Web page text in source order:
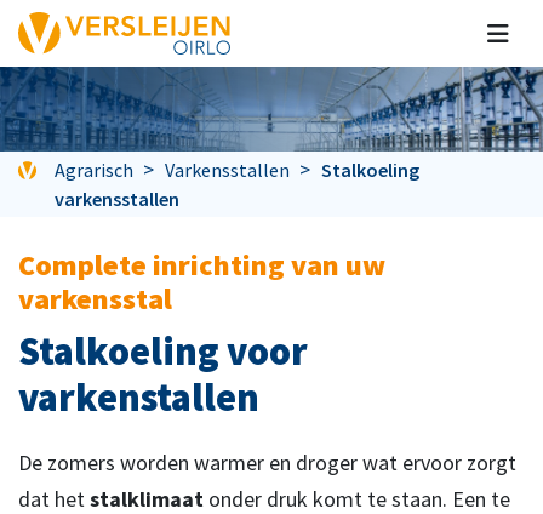
Agrarisch Varkensstallen
Stalkoeling
varkensstallen
Complete inrichting van uw
varkensstal
Stalkoeling voor
varkenstallen
De zomers worden warmer en droger wat ervoor zorgt
dat hetstalklimaat onder druk komt te staan. Een te